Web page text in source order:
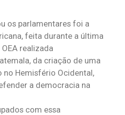
os parlamentares foi a
feita durante a última
realizada
da criação de uma
Hemisfério Ocidental,
a democracia na
com essa